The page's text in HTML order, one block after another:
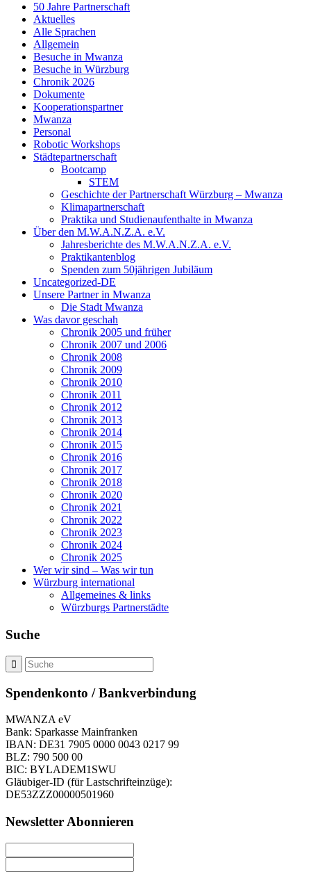
50 Jahre Partnerschaft
Aktuelles
Alle Sprachen
Allgemein
Besuche in Mwanza
Besuche in Würzburg
Chronik 2026
Dokumente
Kooperationspartner
Mwanza
Personal
Robotic Workshops
Städtepartnerschaft
Bootcamp
STEM
Geschichte der Partnerschaft Würzburg – Mwanza
Klimapartnerschaft
Praktika und Studienaufenthalte in Mwanza
Über den M.W.A.N.Z.A. e.V.
Jahresberichte des M.W.A.N.Z.A. e.V.
Praktikantenblog
Spenden zum 50jährigen Jubiläum
Uncategorized-DE
Unsere Partner in Mwanza
Die Stadt Mwanza
Was davor geschah
Chronik 2005 und früher
Chronik 2007 und 2006
Chronik 2008
Chronik 2009
Chronik 2010
Chronik 2011
Chronik 2012
Chronik 2013
Chronik 2014
Chronik 2015
Chronik 2016
Chronik 2017
Chronik 2018
Chronik 2020
Chronik 2021
Chronik 2022
Chronik 2023
Chronik 2024
Chronik 2025
Wer wir sind – Was wir tun
Würzburg international
Allgemeines & links
Würzburgs Partnerstädte
Suche
Spendenkonto / Bankverbindung
MWANZA eV
Bank: Sparkasse Mainfranken
IBAN: DE31 7905 0000 0043 0217 99
BLZ: 790 500 00
BIC: BYLADEM1SWU
Gläubiger-ID (für Lastschrifteinzüge):
DE53ZZZ00000501960
Newsletter Abonnieren